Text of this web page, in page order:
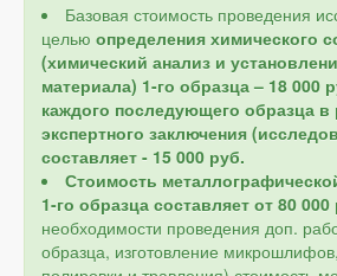
Базовая стоимость проведения
целью определения химического
(химический анализ и
материала) 1-го образца – 18 000
каждого последующего образца в
экспертного заключения
составляет - 15 000 руб.
Стоимость
1-го образца составляет от 80 000
необходимости проведения доп.
образца, изготовление